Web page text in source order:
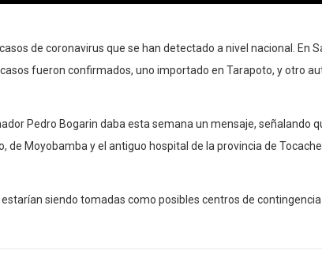
de coronavirus que se han detectado a nivel nacional. En
fueron confirmados, uno importado en Tarapoto, y otro
Pedro Bogarin daba esta semana un mensaje, señalando
Moyobamba y el antiguo hospital de la provincia de
siendo tomadas como posibles centros de